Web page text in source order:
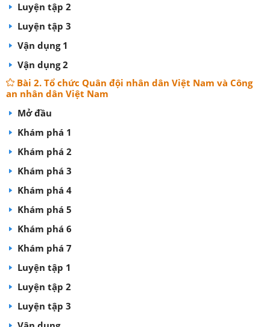
Luyện tập 2
Luyện tập 3
Vận dụng 1
Vận dụng 2
Bà̀i 2. Tổ chức Quân đội nhân dân Việt Nam và Công
an nhân dân Việt Nam
Mở đầu
Khám phá 1
Khám phá 2
Khám phá 3
Khám phá 4
Khám phá 5
Khám phá 6
Khám phá 7
Luyện tập 1
Luyện tập 2
Luyện tập 3